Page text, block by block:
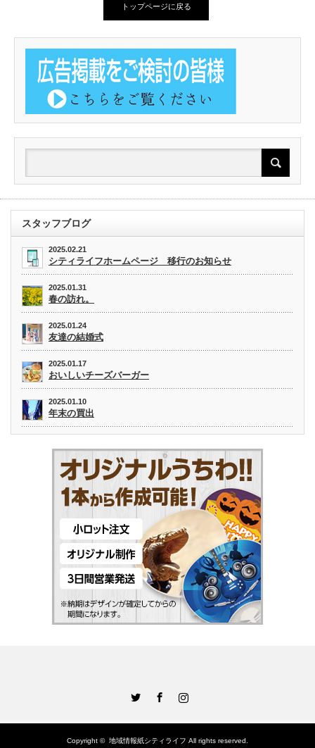
トップページに戻る
スタッフブログ
2025.02.21
シティライフホームページ 移行のお知らせ
2025.01.31
春の訪れ。
2025.01.24
友達の結婚式
2025.01.17
おいしいチーズバーガー
2025.01.10
年末の買出
Instagram
Copyright © 地域情報紙シティライフ All rights reserved.